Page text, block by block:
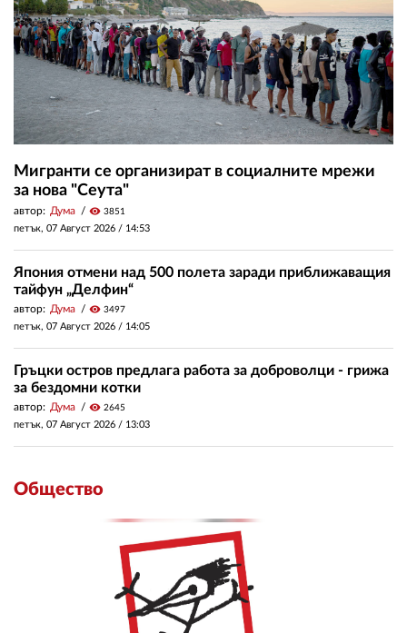
Мигранти се организират в социалните мрежи
за нова "Сеута"
автор: Дума visibility 3851
петък, 07 Август 2026 / 14:53
Япония отмени над 500 полета заради приближаващия
тайфун „Делфин“
автор: Дума visibility 3497
петък, 07 Август 2026 / 14:05
Гръцки остров предлага работа за доброволци - грижа
за бездомни котки
автор: Дума visibility 2645
петък, 07 Август 2026 / 13:03
Общество